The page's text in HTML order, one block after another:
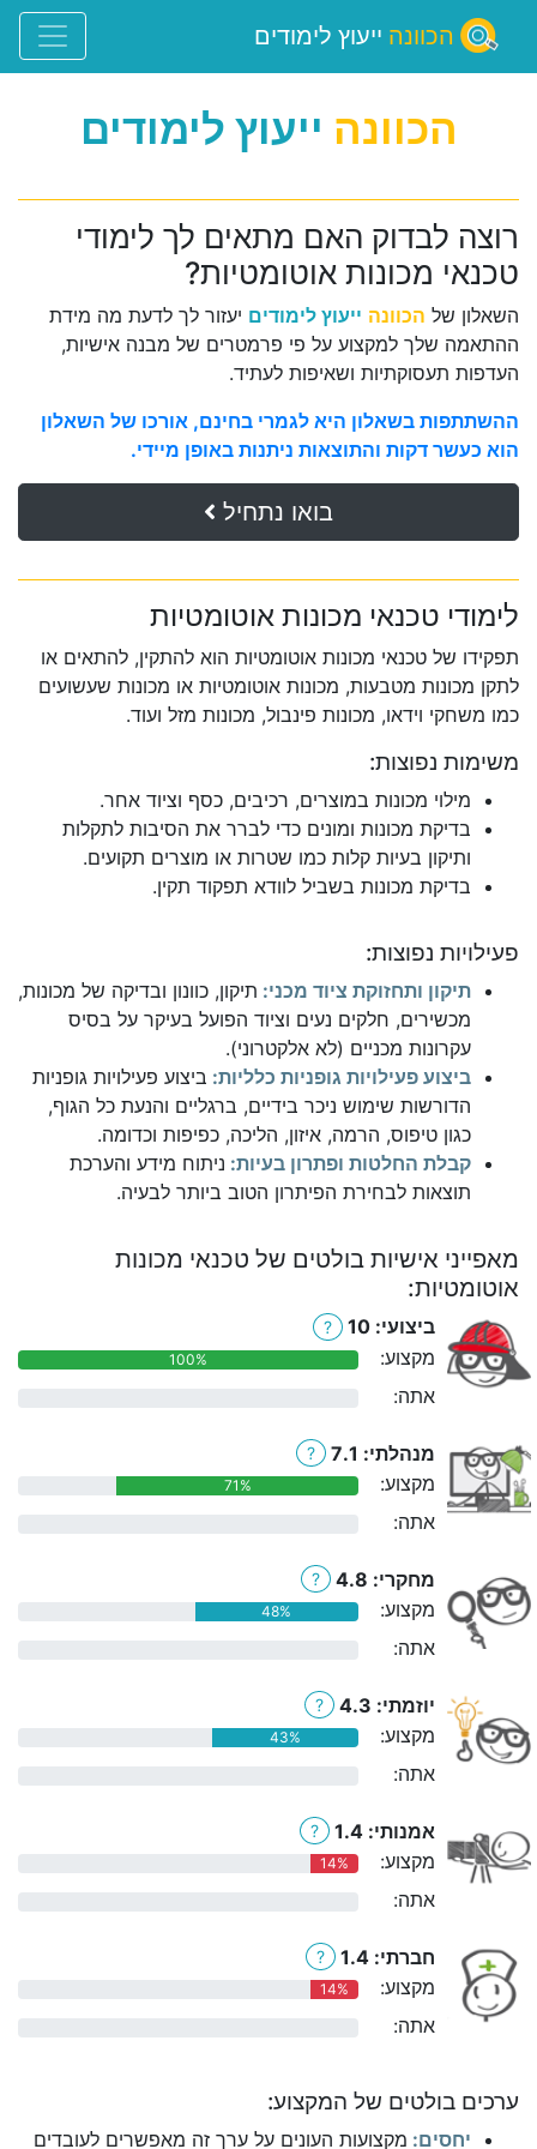
הכוונה ייעוץ לימודים
הכוונה ייעוץ לימודים
רוצה לבדוק האם מתאים לך לימודי
טכנאי מכונות אוטומטיות?
השאלון של הכוונה ייעוץ לימודים יעזור לך לדעת מה מידת
ההתאמה שלך למקצוע על פי פרמטרים של מבנה אישיות,
העדפות תעסוקתיות ושאיפות לעתיד.
ההשתתפות בשאלון היא לגמרי בחינם, אורכו של השאלון
הוא כעשר דקות והתוצאות ניתנות באופן מיידי.
בואו נתחיל
לימודי טכנאי מכונות אוטומטיות
תפקידו של טכנאי מכונות אוטומטיות הוא להתקין, להתאים או
לתקן מכונות מטבעות, מכונות אוטומטיות או מכונות שעשועים
כמו משחקי וידאו, מכונות פינבול, מכונות מזל ועוד.
משימות נפוצות:
מילוי מכונות במוצרים, רכיבים, כסף וציוד אחר.
בדיקת מכונות ומונים כדי לברר את הסיבות לתקלות
ותיקון בעיות קלות כמו שטרות או מוצרים תקועים.
בדיקת מכונות בשביל לוודא תפקוד תקין.
פעילויות נפוצות:
תיקון ותחזוקת ציוד מכני: תיקון, כוונון ובדיקה של מכונות,
מכשירים, חלקים נעים וציוד הפועל בעיקר על בסיס
עקרונות מכניים (לא אלקטרוני).
ביצוע פעילויות גופניות כלליות: ביצוע פעילויות גופניות
הדורשות שימוש ניכר בידיים, ברגליים והנעת כל הגוף,
כגון טיפוס, הרמה, איזון, הליכה, כפיפות וכדומה.
קבלת החלטות ופתרון בעיות: ניתוח מידע והערכת
תוצאות לבחירת הפיתרון הטוב ביותר לבעיה.
מאפייני אישיות בולטים של טכנאי מכונות
אוטומטיות:
ביצועי: 10 ?
מקצוע: 100%
אתה:
מנהלתי: 7.1 ?
מקצוע: 71%
אתה:
מחקרי: 4.8 ?
מקצוע: 48%
אתה:
יוזמתי: 4.3 ?
מקצוע: 43%
אתה:
אמנותי: 1.4 ?
מקצוע: 14%
אתה:
חברתי: 1.4 ?
מקצוע: 14%
אתה:
ערכים בולטים של המקצוע:
יחסים: מקצועות העונים על ערך זה מאפשרים לעובדים